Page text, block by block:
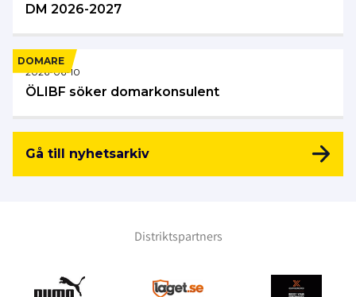
DM 2026-2027
DOMARE
2026-06-10
ÖLIBF söker domarkonsulent
Gå till nyhetsarkiv
Distriktspartners